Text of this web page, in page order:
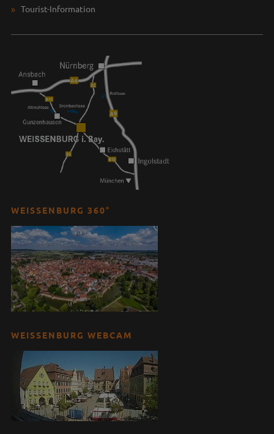
Tourist-Information
WEISSENBURG 360°
WEISSENBURG WEBCAM